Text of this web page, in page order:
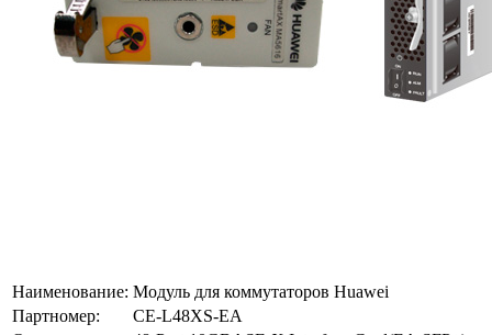
Наименование: Модуль для коммутаторов Huawei
Партномер:
CE-L48XS-EA